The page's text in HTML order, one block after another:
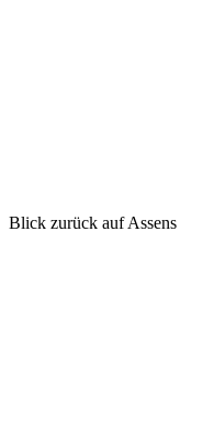
Blick zurück auf Assens